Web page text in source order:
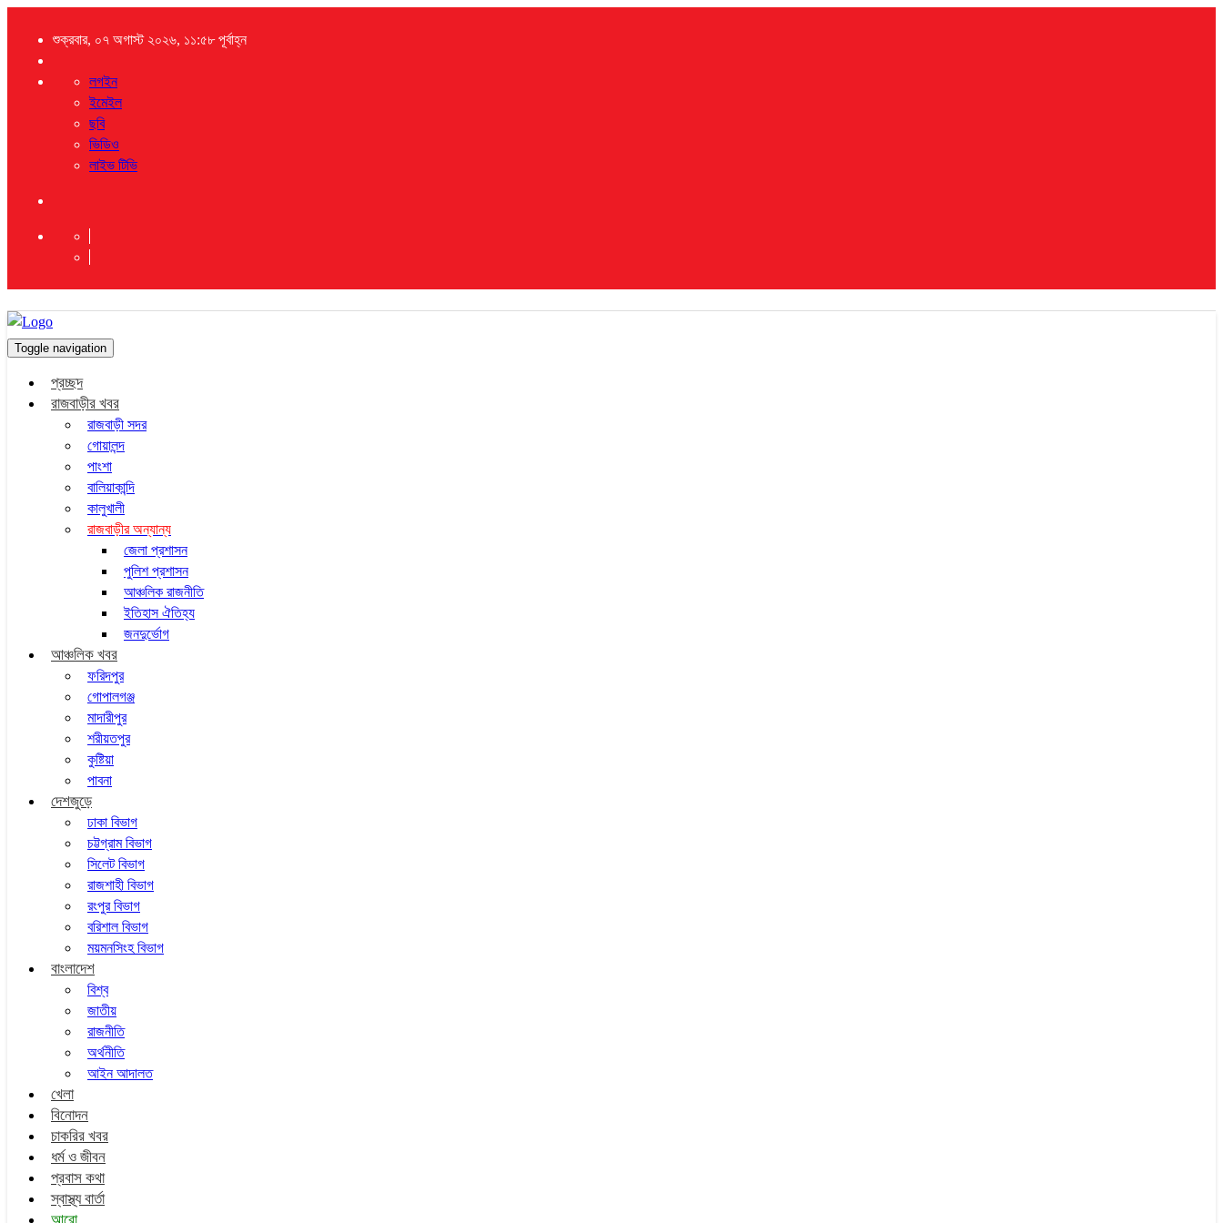
শুক্রবার, ০৭ অগাস্ট ২০২৬, ১১:৫৮ পূর্বাহ্ন
লগইন
ইমেইল
ছবি
ভিডিও
লাইভ টিভি
Toggle navigation
প্রচ্ছদ
রাজবাড়ীর খবর
রাজবাড়ী সদর
গোয়ালন্দ
পাংশা
বালিয়াকান্দি
কালুখালী
রাজবাড়ীর অন্যান্য
জেলা প্রশাসন
পুলিশ প্রশাসন
আঞ্চলিক রাজনীতি
ইতিহাস ঐতিহ্য
জনদুর্ভোগ
আঞ্চলিক খবর
ফরিদপুর
গোপালগঞ্জ
মাদারীপুর
শরীয়তপুর
কুষ্টিয়া
পাবনা
দেশজুড়ে
ঢাকা বিভাগ
চট্টগ্রাম বিভাগ
সিলেট বিভাগ
রাজশাহী বিভাগ
রংপুর বিভাগ
বরিশাল বিভাগ
ময়মনসিংহ বিভাগ
বাংলাদেশ
বিশ্ব
জাতীয়
রাজনীতি
অর্থনীতি
আইন আদালত
খেলা
বিনোদন
চাকরির খবর
ধর্ম ও জীবন
প্রবাস কথা
স্বাস্থ্য বার্তা